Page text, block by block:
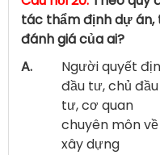
tác thẩm định dự án,
đánh giá của ai?
A.
Người quyết
đầu tư, chủ đầu
tư, cơ quan
chuyên môn về
xây dựng